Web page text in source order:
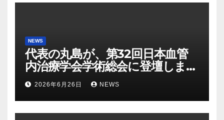
NEWS
代表の丸島が、第32回日本血管
内治療学会学術総会に登壇しま
す。
2026年6月26日 NEWS